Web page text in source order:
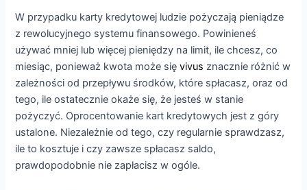
W przypadku karty kredytowej ludzie pożyczają pieniądze
z rewolucyjnego systemu finansowego. Powinieneś
używać mniej lub więcej pieniędzy na limit, ile chcesz, co
miesiąc, ponieważ kwota może sięvivus znacznie różnić w
zależności od przepływu środków, które spłacasz, oraz od
tego, ile ostatecznie okaże się, że jesteś w stanie
pożyczyć. Oprocentowanie kart kredytowych jest z góry
ustalone. Niezależnie od tego, czy regularnie sprawdzasz,
ile to kosztuje i czy zawsze spłacasz saldo,
prawdopodobnie nie zapłacisz w ogóle.